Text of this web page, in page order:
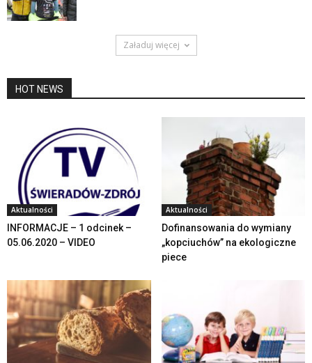
Załaduj więcej
HOT NEWS
Aktualności
INFORMACJE – 1 odcinek –
05.06.2020 – VIDEO
Aktualności
Dofinansowania do wymiany
„kopciuchów” na ekologiczne
piece